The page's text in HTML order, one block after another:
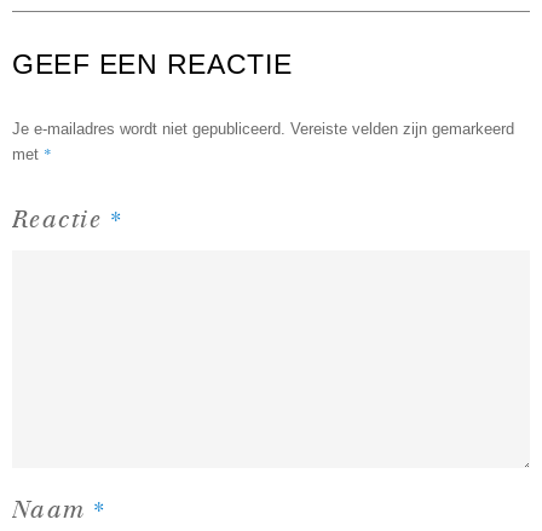
GEEF EEN REACTIE
Je e-mailadres wordt niet gepubliceerd. Vereiste velden zijn gemarkeerd
met *
Reactie *
Naam *